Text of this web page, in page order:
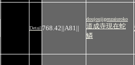
Detail 768.42||A81||
doujoujigenzaiuroko
道成寺現在蛇
鱗